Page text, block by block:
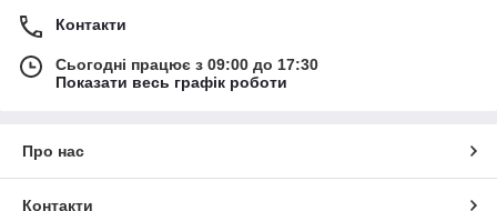
Контакти
Сьогодні працює з 09:00 до 17:30
Показати весь графік роботи
Про нас
Контакти